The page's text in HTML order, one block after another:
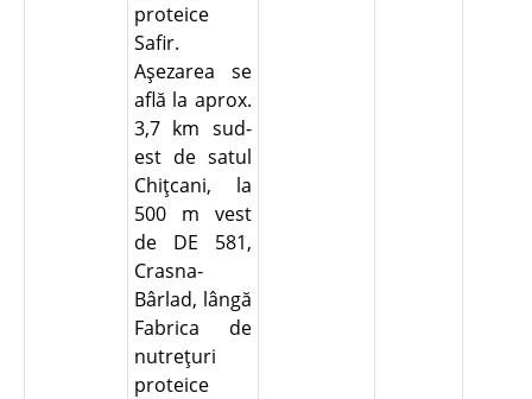
proteice
Safir.
Aşezarea se
află la aprox.
3,7 km sud-
est de satul
Chiţcani, la
500 m vest
de DE 581,
Crasna-
Bârlad, lângă
Fabrica de
nutreţuri
proteice